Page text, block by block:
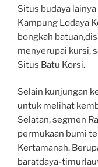
Situs budaya
Kampung Lodaya
bongkah
menyerupai kursi,
Situs Batu Korsi.
Selain kunjungan
untuk melihat
Selatan, segmen
permukaan bumi
Kertamanah.
baratdaya-